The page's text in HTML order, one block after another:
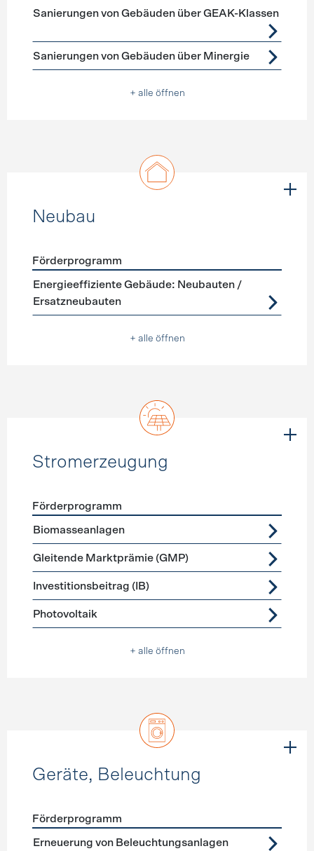
Förderprogramme Gebäudehülle Sanierung
Sanierungen von Gebäuden über GEAK-Klassen
Sanierungen von Gebäuden über Minergie
+ alle öffnen
Neubau
Förderprogramme Neubau
Förderprogramm
Energieeffiziente Gebäude: Neubauten /
Ersatzneubauten
+ alle öffnen
Stromerzeugung
Förderprogramme
Förderprogramm
Biomasseanlagen
Gleitende Marktprämie (GMP)
Investitionsbeitrag (IB)
Photovoltaik
+ alle öffnen
Geräte, Beleuchtung
Förderprogramme Geräte, Beleuchtung
Förderprogramm
Erneuerung von Beleuchtungsanlagen